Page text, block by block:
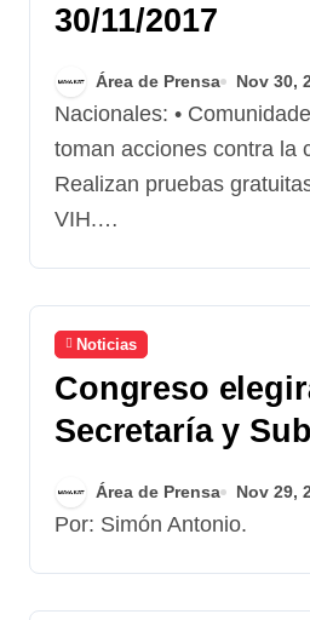
30/11/2017
Área de Prensa Nov 30,
Nacionales: • Comunidades de Champerico
toman acciones contra la
Realizan pruebas
VIH.…
Noticias
Congreso
Secretaría y
de CONAMIGUA
Área de Prensa Nov 29,
Por: Simón Antonio.